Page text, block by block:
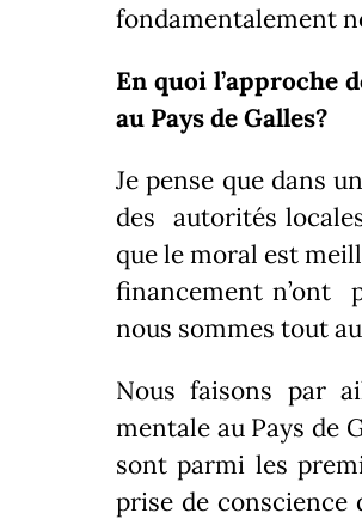
fondamentalement
En quoi l’approche
au Pays de Galles?
Je pense que dans
des autorités
que le moral est
financement n’ont
nous sommes tout
Nous faisons par
mentale au Pays de
sont parmi les
prise de conscience